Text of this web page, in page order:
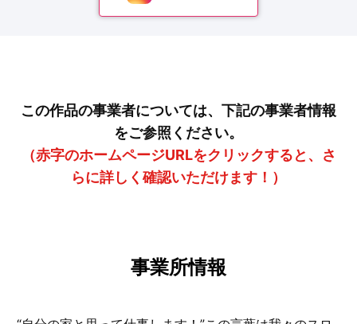
この作品の事業者については、下記の事業者情報
をご参照ください。
（赤字のホームページURLをクリックすると、さ
らに詳しく確認いただけます！）
事業所情報